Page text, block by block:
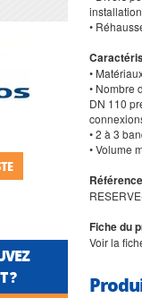
?
•
•
• Nombre
DN 110
• 2 à 3
• Volume
Fiche du
Voir la